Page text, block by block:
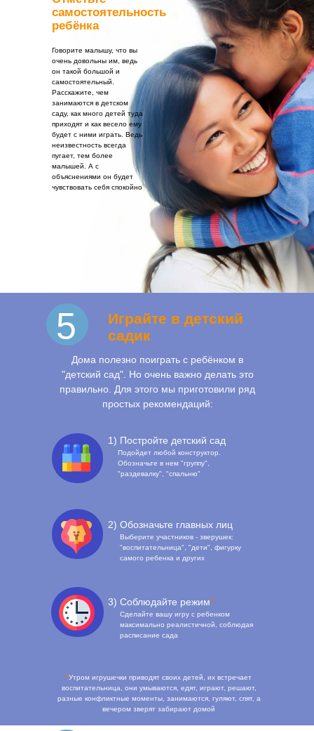
Говорите малышу, что вы
очень довольны им, ведь
он такой большой и
самостоятельный.
Расскажите, чем
занимаются в детском
саду, как много детей туда
приходят и как весело ему
будет с ними играть. Ведь
неизвестность всегда
пугает, тем более
малышей. А с
объяснениями он будет
чувствовать себя спокойно
самостоятельность
ребёнка
Дома полезно поиграть с ребёнком в
"детский сад". Но очень важно делать это
правильно. Для этого мы приготовили ряд
простых рекомендаций:
5
Играйте в детский
садик
1) Постройте детский сад
2) Обозначьте главных лиц
3) Соблюдайте режим*
Подойдет любой конструктор.
Обозначьте в нем "группу",
"раздевалку", "спальню"
Выберите участников - зверушек:
"воспитательница", "дети", фигурку
самого ребенка и других
Сделайте вашу игру с ребенком
максимально реалистичной, соблюдая
расписание сада
*Утром игрушечки приводят своих детей, их встречает
воспитательница, они умываются, едят, играют, решают,
разные конфликтные моменты, занимаются, гуляют, спят, а
вечером зверят забирают домой